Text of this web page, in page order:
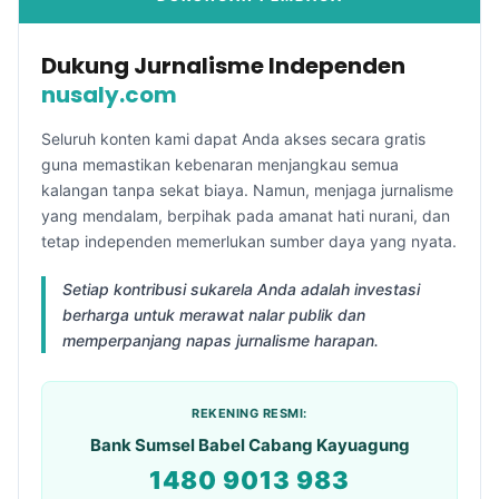
Dukung Jurnalisme Independen
nusaly.com
Seluruh konten kami dapat Anda akses secara gratis
guna memastikan kebenaran menjangkau semua
kalangan tanpa sekat biaya. Namun, menjaga jurnalisme
yang mendalam, berpihak pada amanat hati nurani, dan
tetap independen memerlukan sumber daya yang nyata.
Setiap kontribusi sukarela Anda adalah investasi
berharga untuk merawat nalar publik dan
memperpanjang napas jurnalisme harapan.
REKENING RESMI:
Bank Sumsel Babel Cabang Kayuagung
1480 9013 983